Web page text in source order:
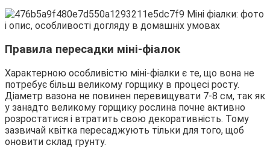
Правила пересадки міні-фіалок
Характерною особливістю міні-фіалки є те, що вона не
потребує більш великому горщику в процесі росту.
Діаметр вазона не повинен перевищувати 7-8 см, так як
у занадто великому горщику рослина почне активно
розростатися і втратить свою декоративність. Тому
зазвичай квітка пересаджують тільки для того, щоб
оновити склад грунту.